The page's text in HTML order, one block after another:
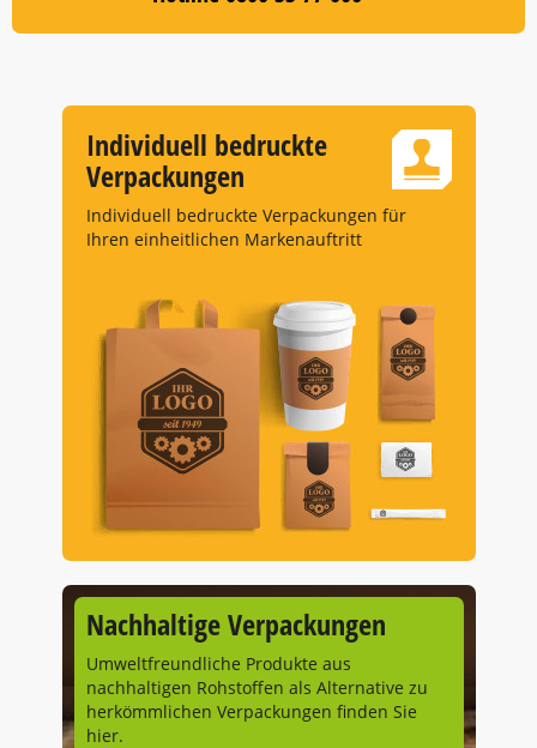
Individuell bedruckte
Verpackungen
Individuell bedruckte Verpackungen für
Ihren einheitlichen Markenauftritt
Nachhaltige Verpackungen
Umweltfreundliche Produkte aus
nachhaltigen Rohstoffen als Alternative zu
herkömmlichen Verpackungen finden Sie
hier.